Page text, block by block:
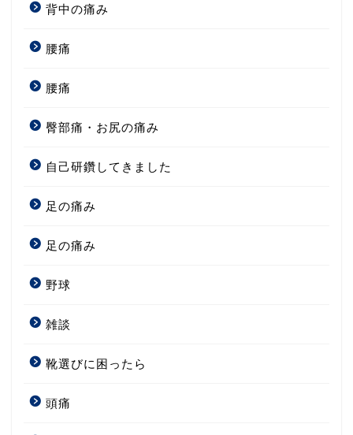
背中の痛み
腰痛
腰痛
臀部痛・お尻の痛み
自己研鑽してきました
足の痛み
足の痛み
野球
雑談
靴選びに困ったら
頭痛